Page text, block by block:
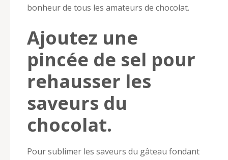
bonheur de tous les amateurs de chocolat.
Ajoutez une
pincée de sel pour
rehausser les
saveurs du
chocolat.
Pour sublimer les saveurs du gâteau fondant